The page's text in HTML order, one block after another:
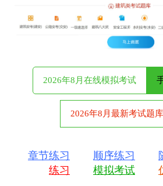
2026年8月在线模拟考试
2026年8月最新考试题
章节练习 顺序练习
练习
模拟考试